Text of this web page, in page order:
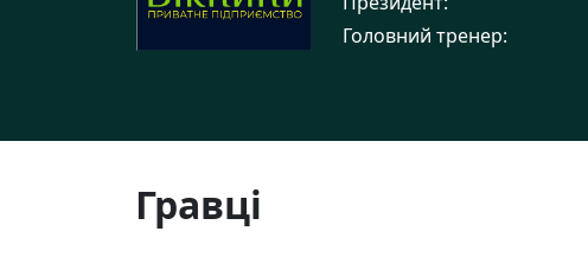
Головний тренер:
Гравці